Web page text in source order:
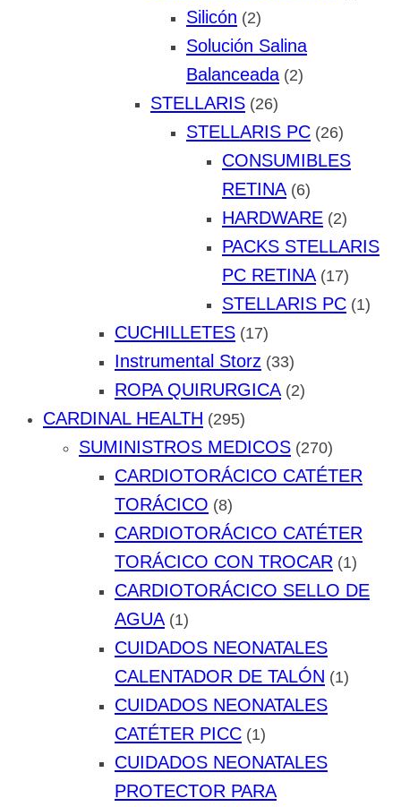
Silicón (2)
Solución Salina
Balanceada (2)
STELLARIS (26)
STELLARIS PC (26)
CONSUMIBLES
RETINA (6)
HARDWARE (2)
PACKS STELLARIS
PC RETINA (17)
STELLARIS PC (1)
CUCHILLETES (17)
Instrumental Storz (33)
ROPA QUIRURGICA (2)
CARDINAL HEALTH (295)
SUMINISTROS MEDICOS (270)
CARDIOTORÁCICO CATÉTER
TORÁCICO (8)
CARDIOTORÁCICO CATÉTER
TORÁCICO CON TROCAR (1)
CARDIOTORÁCICO SELLO DE
AGUA (1)
CUIDADOS NEONATALES
CALENTADOR DE TALÓN (1)
CUIDADOS NEONATALES
CATÉTER PICC (1)
CUIDADOS NEONATALES
PROTECTOR PARA